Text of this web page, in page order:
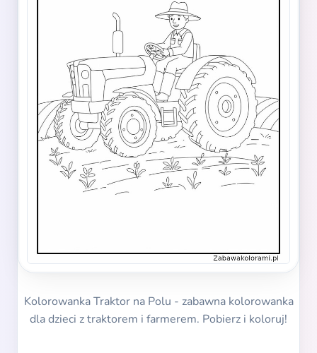
Kolorowanka Traktor na Polu - zabawna kolorowanka
dla dzieci z traktorem i farmerem. Pobierz i koloruj!